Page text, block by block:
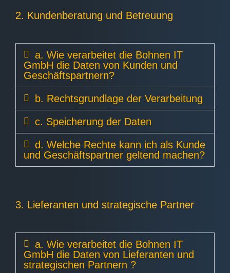
2. Kundenberatung und Betreuung
a. Wie verarbeitet die Bohnen IT
GmbH die Daten von Kunden und
Geschäftspartnern?
b. Rechtsgrundlage der Verarbeitung
c. Speicherung der Daten
d. Welche Rechte kann ich als Kunde
und Geschäftspartner geltend machen?
3. Lieferanten und strategische Partner
a. Wie verarbeitet die Bohnen IT
GmbH die Daten von Lieferanten und
strategischen Partnern ?